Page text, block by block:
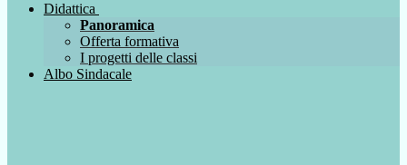
Didattica
Panoramica
Offerta formativa
I progetti delle classi
Albo Sindacale